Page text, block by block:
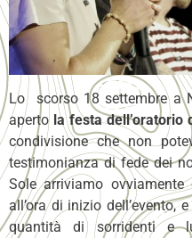
Lo scorso 18 settembre a
aperto la festa dell’oratorio
condivisione che non
testimonianza di fede dei
Sole arriviamo
all’ora di inizio dell’evento,
quantità di sorridenti e